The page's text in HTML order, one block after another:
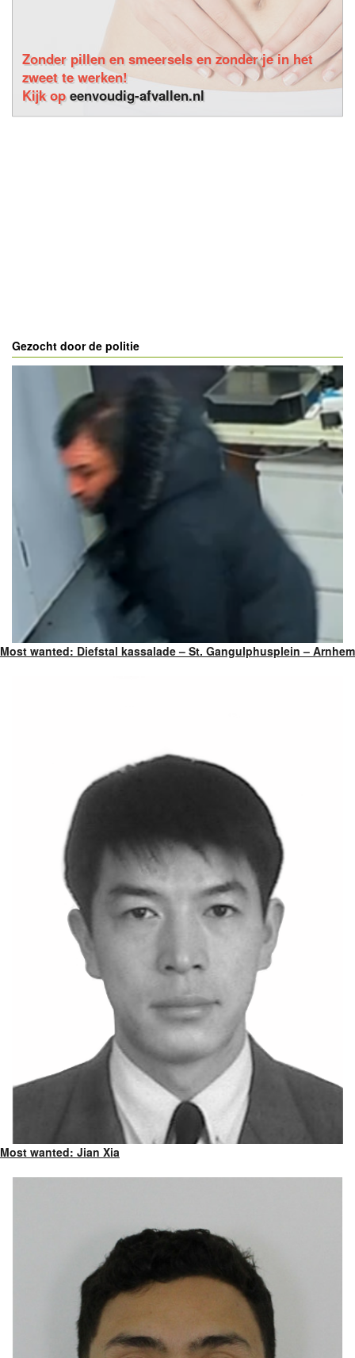
Zonder pillen en smeersels en zonder je in het
zweet te werken!
Kijk opeenvoudig-afvallen.nl
Gezocht door de politie
Most wanted: Diefstal kassalade – St. Gangulphusplein – Arnhem
Most wanted: Jian Xia